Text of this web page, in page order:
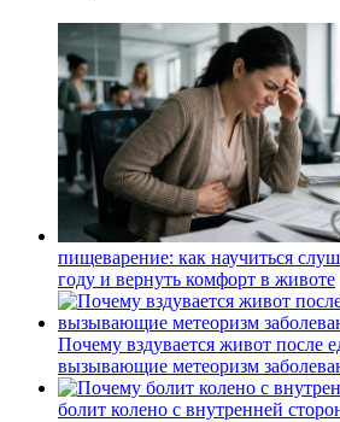
пищеварение: как научиться
году и вернуть комфорт в животе
Почему вздувается живот после
вызывающие метеоризм
болит колено с внутренней